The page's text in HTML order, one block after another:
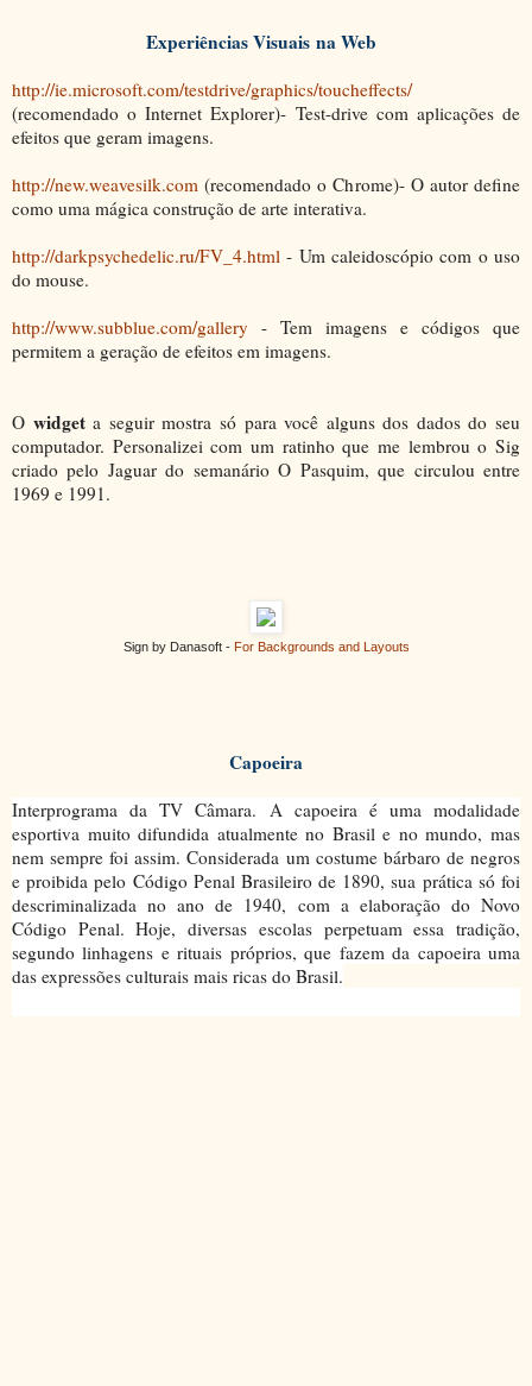
Experiências Visuais na Web
http://ie.microsoft.com/testdrive/graphics/toucheffects/
(recomendado o Internet Explorer)- Test-drive com aplicações de
efeitos que geram imagens.
http://new.weavesilk.com (recomendado o Chrome)- O autor define
como uma mágica construção de arte interativa.
http://darkpsychedelic.ru/FV_4.html - Um caleidoscópio com o uso
do mouse.
http://www.subblue.com/gallery - Tem imagens e códigos que
permitem a geração de efeitos em imagens.
O widgeta seguir mostra só para você alguns dos dados do seu
computador. Personalizei com um ratinho que me lembrou o Sig
criado pelo Jaguar do semanário O Pasquim, que circulou entre
1969 e 1991.
Sign by Danasoft - For Backgrounds and Layouts
Capoeira
Interprograma da TV Câmara. A capoeira é uma modalidade
esportiva muito difundida atualmente no Brasil e no mundo, mas
nem sempre foi assim. Considerada um costume bárbaro de negros
e proibida pelo Código Penal Brasileiro de 1890, sua prática só foi
descriminalizada no ano de 1940, com a elaboração do Novo
Código Penal. Hoje, diversas escolas perpetuam essa tradição,
segundo linhagens e rituais próprios, que fazem da capoeira uma
das expressões culturais mais ricas do Brasil.